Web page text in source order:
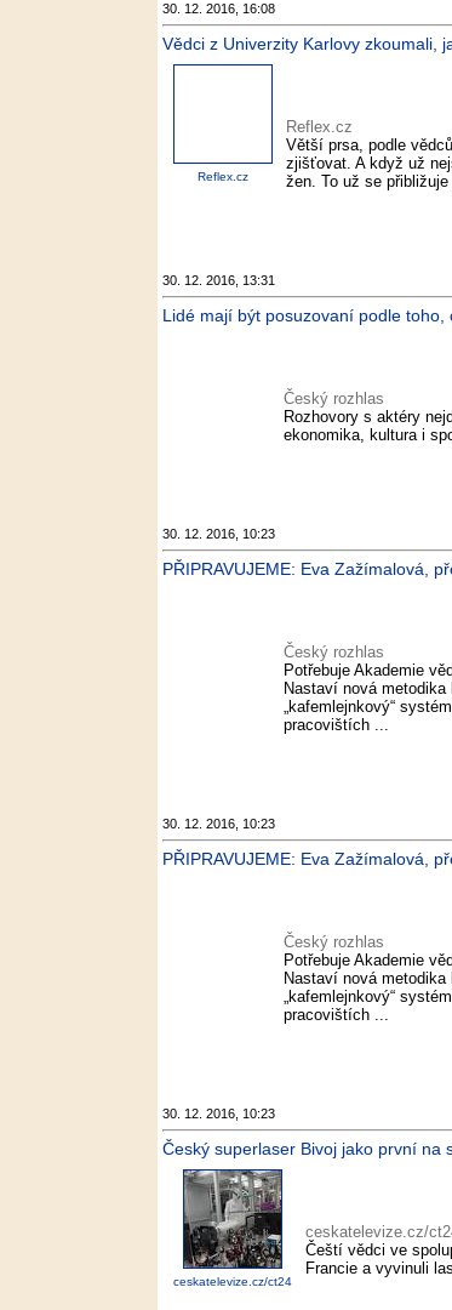
30. 12. 2016, 16:08
Vědci z Univerzity Karlovy zkoumali,
Reflex.cz
Reflex.cz
Větší prsa, podle
zjišťovat. A když už
žen. To už se
30. 12. 2016, 13:31
Lidé mají být posuzovaní podle
Český rozhlas
Rozhovory s aktéry
ekonomika, kultura i
30. 12. 2016, 10:23
PŘIPRAVUJEME: Eva Zažímalová,
Český rozhlas
Potřebuje Akademie
Nastaví nová
„kafemlejnkový“
pracovištích ...
30. 12. 2016, 10:23
PŘIPRAVUJEME: Eva Zažímalová,
Český rozhlas
Potřebuje Akademie
Nastaví nová
„kafemlejnkový“
pracovištích ...
30. 12. 2016, 10:23
Český superlaser Bivoj jako první na
ceskatelevize.cz/ct24
ceskatelevize.cz/
Čeští vědci ve
Francie a vyvinuli